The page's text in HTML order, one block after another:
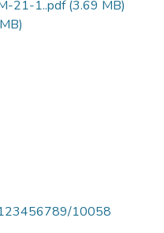
21-1..pdf(3.69 MB)
123456789/10058